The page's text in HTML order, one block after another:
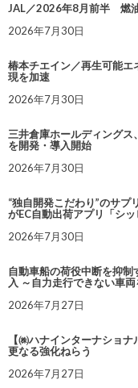
JAL／2026年8月前半 燃
2026年7月30日
椿本チエイン／再生可能
現を加速
2026年7月30日
三井倉庫ホールディングス
を開発・導入開始
2026年7月30日
“独自開発こだわり”のサプ
がEC自動出荷アプリ「シ
2026年7月30日
自動車船の荷役中断を抑
入 ～自力走行できない車
2026年7月27日
【㈱ハナインターナショ
更なる強化ねらう
2026年7月27日